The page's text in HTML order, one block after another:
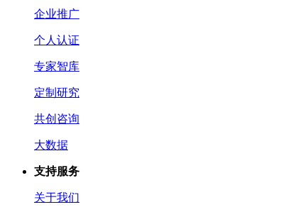
企业推广
个人认证
专家智库
定制研究
共创咨询
大数据
支持服务
关于我们